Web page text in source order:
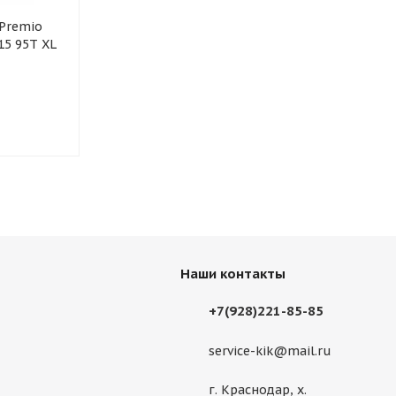
95T XL
Наши контакты
+7(928)221-85-85
service-kik@mail.ru
г. Краснодар, х.